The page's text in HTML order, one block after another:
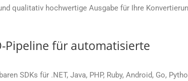
qualitativ hochwertige Ausgabe für Ihre
Pipeline für automatisierte
SDKs für .NET, Java, PHP, Ruby, Android, Go,